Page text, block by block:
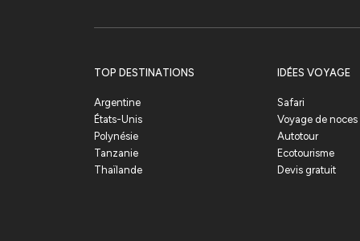
TOP DESTINATIONS
Argentine
États-Unis
Polynésie
Tanzanie
Thaïlande
IDÉES VOYAGE
Safari
Voyage de noces
Autotour
Ecotourisme
Devis gratuit